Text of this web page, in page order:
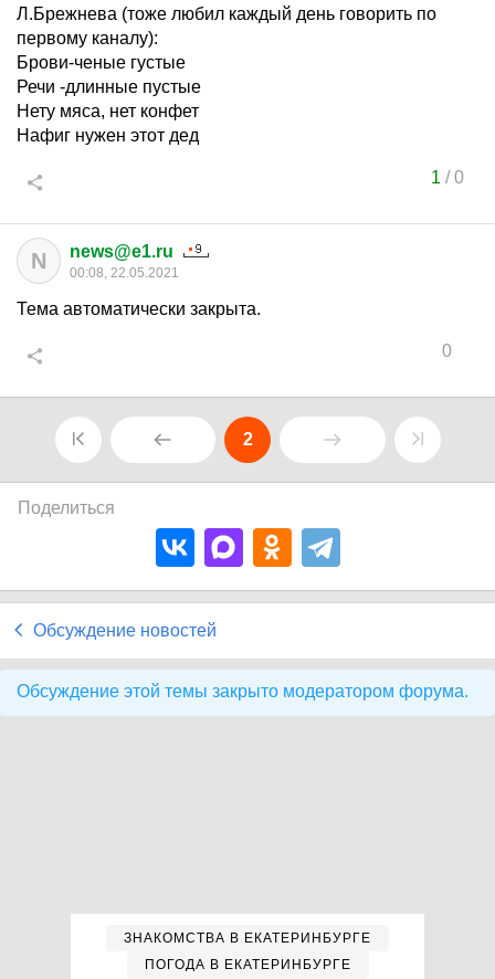
Л.Брежнева (тоже любил каждый день говорить по
первому каналу):
Брови-ченые густые
Речи -длинные пустые
Нету мяса, нет конфет
Нафиг нужен этот дед
1 /0
N news@e1.ru
00:08, 22.05.2021
Тема автоматически закрыта.
0
2
Поделиться
Обсуждение новостей
Обсуждение этой темы закрыто модератором форума.
ЗНАКОМСТВА В ЕКАТЕРИНБУРГЕ
ПОГОДА В ЕКАТЕРИНБУРГЕ